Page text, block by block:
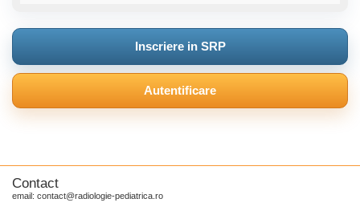
Inscriere in SRP
Autentificare
Contact
email: contact@radiologie-pediatrica.ro